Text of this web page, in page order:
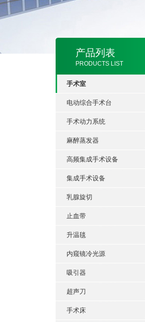
产品列表
PRODUCTS LIST
手术室
电动综合手术台
手术动力系统
麻醉蒸发器
高频集成手术设备
集成手术设备
乳腺旋切
止血带
升温毯
内窥镜冷光源
吸引器
超声刀
手术床